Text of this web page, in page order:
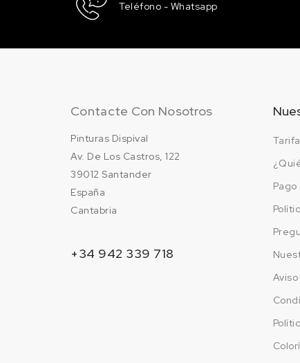
Teléfono - Whatsapp
Contacte Con Nosotros
Pinturas Dispival
Av. De Los Castros, 122
39012 Santander
España
Cantabria
+34 942 339 718